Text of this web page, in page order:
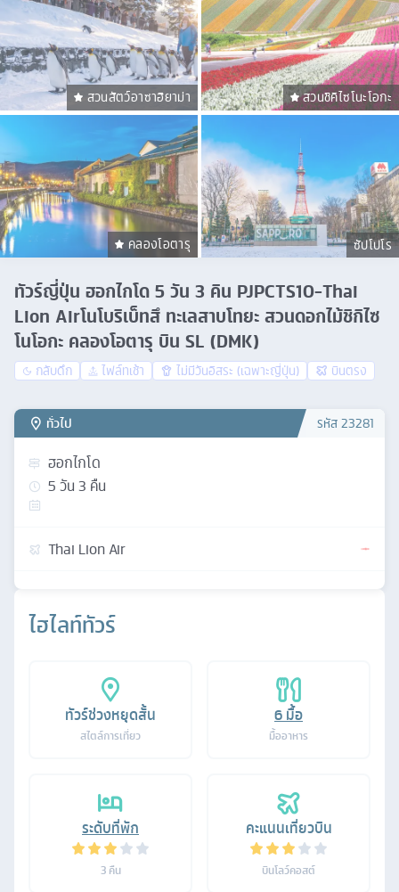
สวนสัตว์อาซาฮิยาม่า สวนชิคิไซโนะโอกะ
คลองโอตารุ ซัปโปโร
ทัวร์ญี่ปุ่น ฮอกไกโด 5 วัน 3 คิน PJPCTS10-Thai
Lion Airโนโบริเบ็ทสึ ทะเลสาบโทยะ สวนดอกไม้ชิกิไซ
โนโอกะ คลองโอตารุ บิน SL (DMK)
กลับดึก ไฟล์ทเช้า ไม่มีวันอิสระ (เฉพาะญี่ปุ่น) บินตรง
ไฮไลท์ทัวร์
ทัวร์ช่วงหยุดสั้น
สไตล์การเที่ยว
6มื้อ
มื้ออาหาร
ระดับที่พัก
3คืน
คะแนนเที่ยวบิน
บินโลว์คอสต์
ทั่วไป รหัส23281
ฮอกไกโด
5วัน3 คืน
Thai Lion Air